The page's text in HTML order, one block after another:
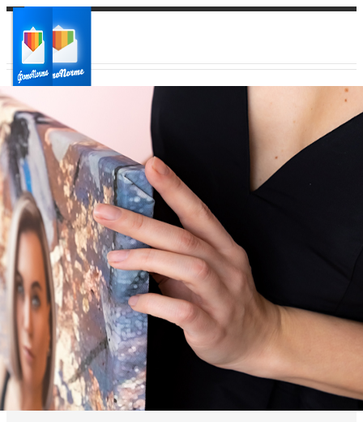
Ваш город:
Ваш регион доставки
Выберите из списка: